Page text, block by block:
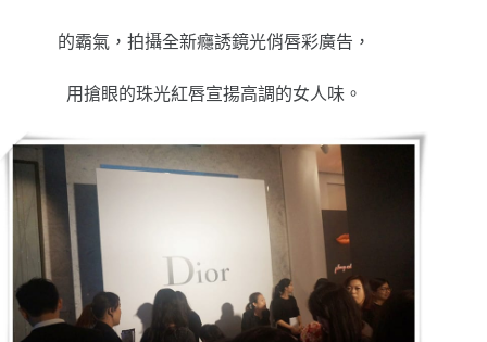
的霸氣，拍攝全新癮誘鏡光俏唇彩廣告，
用搶眼的珠光紅唇宣揚高調的女人味。